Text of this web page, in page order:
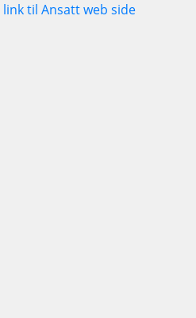
til Ansatt web side